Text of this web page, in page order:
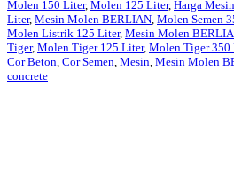
Molen 150 Liter, Molen 125 Liter, Harga
Liter, Mesin Molen BERLIAN Molen Semen
Molen Listrik 125 Liter, Mesin Molen
Tiger, Molen Tiger 125 Liter, Molen Tiger 350
Cor Beton Cor Semen Mesin Mesin Molen
concrete